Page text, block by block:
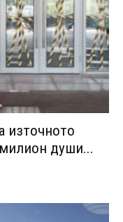
източното
души...